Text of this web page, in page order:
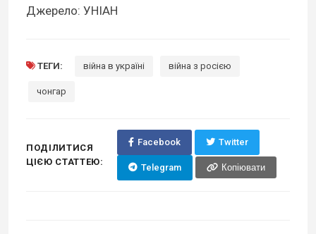
Джерело: УНІАН
ТЕГИ: війна в україні війна з росією
чонгар
ПОДІЛИТИСЯ
ЦІЄЮ СТАТТЕЮ:
Facebook Twitter
Telegram Копіювати